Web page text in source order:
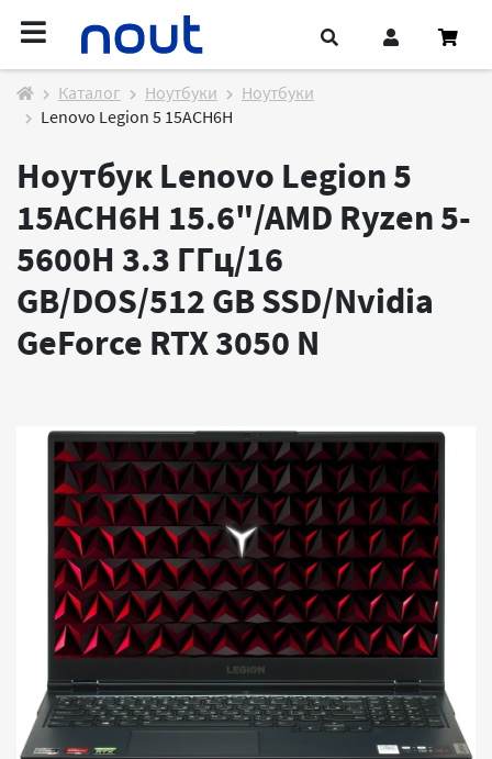
Каталог Ноутбуки
Ноутбуки
Lenovo Legion 5 15ACH6H
Ноутбук Lenovo Legion 5
15ACH6H 15.6"/AMD Ryzen 5-
5600H 3.3 ГГц/16
GB/DOS/512 GB SSD/Nvidia
GeForce RTX 3050 N